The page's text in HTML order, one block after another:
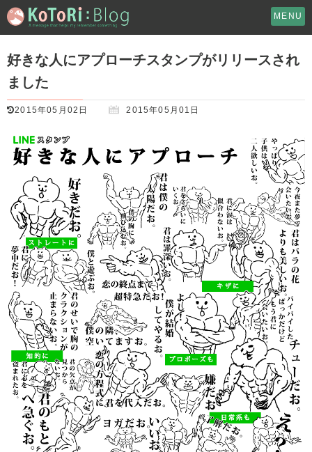
MENU
好きな人にアプローチスタンプがリリースされ
ました
2015年05月02日 2015年05月01日